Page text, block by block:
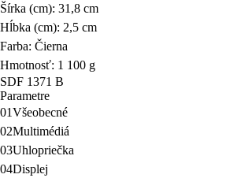
Šírka (cm): 31,8 cm
Hĺbka (cm): 2,5 cm
Farba: Čierna
Hmotnosť: 1 100 g
SDF 1371 B
Parametre
01Všeobecné
02Multimédiá
03Uhlopriečka
04Displej